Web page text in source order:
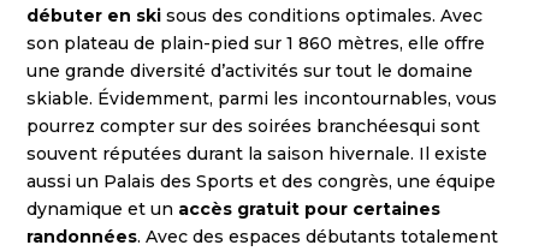
débuter en ski sous des conditions optimales. Avec
son plateau de plain-pied sur 1 860 mètres, elle offre
une grande diversité d’activités sur tout le domaine
skiable. Évidemment, parmi les incontournables, vous
pourrez compter sur des soirées branchéesqui sont
souvent réputées durant la saison hivernale. Il existe
aussi un Palais des Sports et des congrès, une équipe
dynamique et un accès gratuit pour certaines
randonnées. Avec des espaces débutants totalement